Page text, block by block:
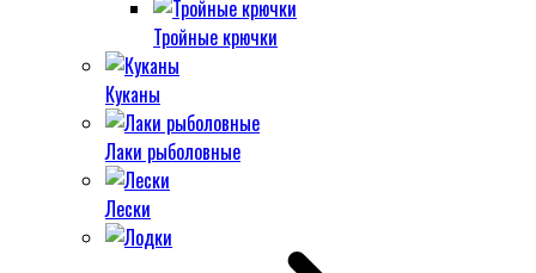
Тройные крючки
Куканы
Лаки рыболовные
Лески